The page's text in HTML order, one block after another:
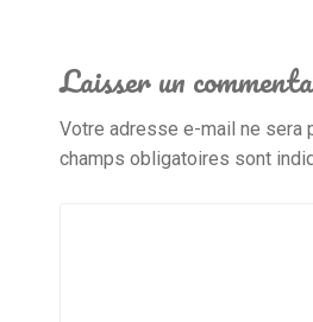
Laisser un
Votre adresse e-mail ne sera
champs obligatoires sont